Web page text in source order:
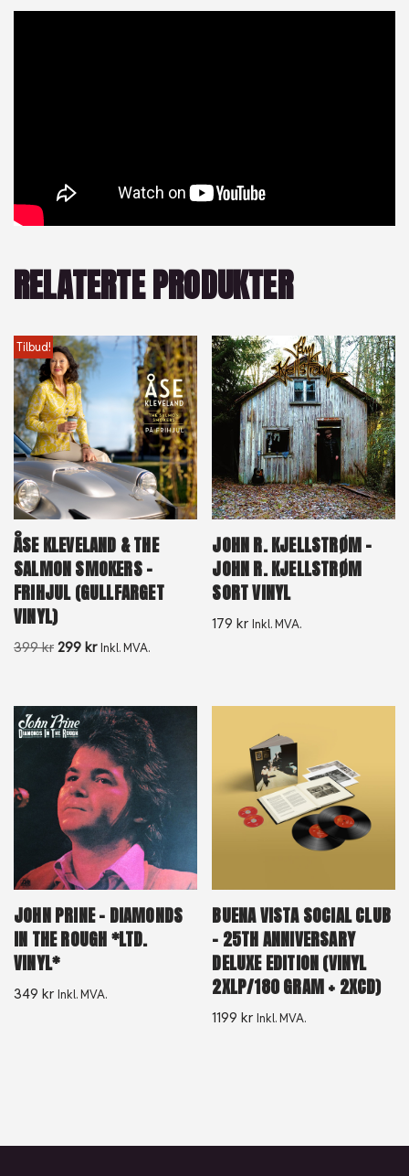
RELATERTE PRODUKTER
Tilbud!
ÅSE KLEVELAND & THE
SALMON SMOKERS –
FRIHJUL (GULLFARGET
VINYL)
399kr 299 kr Inkl. MVA.
JOHN R. KJELLSTRØM –
JOHN R. KJELLSTRØM
SORT VINYL
179kr Inkl. MVA.
JOHN PRINE – DIAMONDS
IN THE ROUGH *LTD.
VINYL*
349 kr Inkl. MVA.
BUENA VISTA SOCIAL CLUB
– 25TH ANNIVERSARY
DELUXE EDITION (VINYL
2XLP/180 GRAM + 2XCD)
1199kr Inkl. MVA.